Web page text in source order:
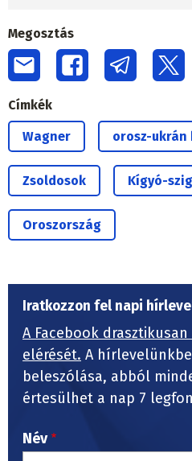
Megosztás
Címkék
Wagner orosz-ukrán
Zsoldosok Kígyó-
Oroszország
Iratkozzon fel napi
A Facebook
elérését. A
beleszólása, abból
értesülhet a nap 7
Név